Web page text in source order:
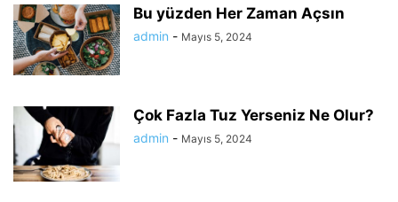
Bu yüzden Her Zaman Açsın
admin - Mayıs 5, 2024
Çok Fazla Tuz Yerseniz Ne Olur?
admin - Mayıs 5, 2024